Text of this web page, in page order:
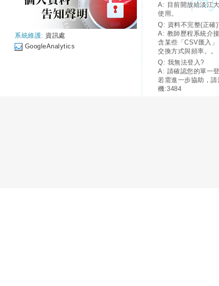
系統維護: 資訊處
GoogleAnalytics
A: 目前開放給淡江
使用。
Q: 資料不完整(正確
A: 教師歷程系統介
含某些「CSV匯入
交換方式與頻率。。
Q: 我無法登入?
A: 請確認您的單一
若需進一步協助，
機:3484